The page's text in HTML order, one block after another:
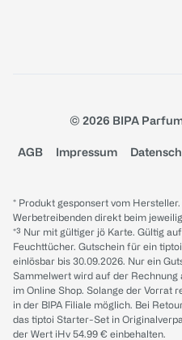
© 2026 BIPA
AGB Impressum
* Produkt gesponsert vom
Werbetreibenden direkt beim
*³ Nur mit gültiger jö Karte. Gültig
Feuchttücher. Gutschein für ein
einlösbar bis 30.09.2026. Nur ein
Sammelwert wird auf der Rechnung
im Online Shop. Solange der Vorrat
in der BIPA Filiale möglich. Bei
das tiptoi Starter-Set in
der Wert iHv 54.99 € einbehalten.